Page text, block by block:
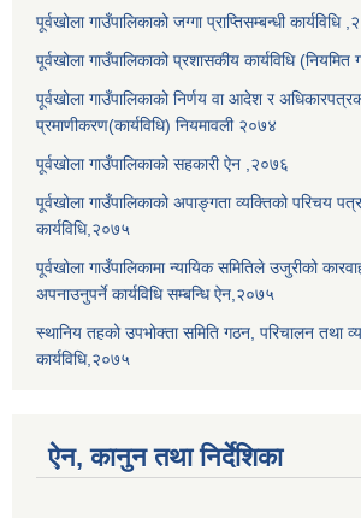
पूर्वखोला गाउँपालिकाको जग्गा प्राप्तिसम्बन्धी कार्यविधि
पूर्वखोला गाउँपालिकाको प्रशासकीय कार्यविधि
पूर्वखोला गाउँपालिकाको निर्णय वा आदेश र
प्रमाणीकरण(कार्यविधि) नियमावली २०७४
पूर्वखोला गाउँपालिकाको सहकारी ऐन ,२०७६
पूर्वखोला गाउँपालिकाको अपाङ्गता व्यक्तिको परिचय
कार्यविधि,२०७५
पूर्वखोला गाउँपालिकामा न्यायिक समितिले उजुरीको
अपनाउनुपर्ने कार्यविधि सम्बन्धि ऐन,२०७५
स्थानिय तहको उपभोक्ता समिति गठन, परिचालन तथा
कार्यविधि,२०७५
ऐन, कानुन तथा निर्देशिका